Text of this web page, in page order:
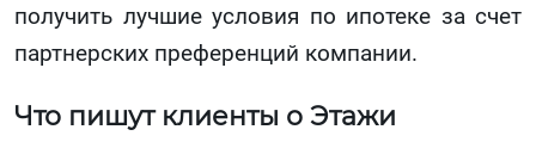
получить лучшие условия по ипотеке за счет
партнерских преференций компании.
Что пишут клиенты о Этажи